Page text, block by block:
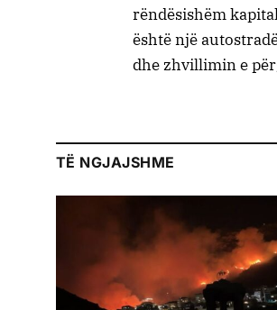
rëndësishëm
është një
dhe zhvillimin e
TË NGJAJSHME